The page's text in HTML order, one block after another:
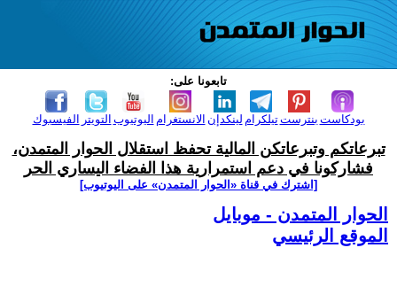
تابعونا على:
الفيسبوك التويتر اليوتيوب الانستغرام لينكدإن تيلكرامبنترست بودكاست
تبرعاتكم وتبرعاتكن المالية تحفظ استقلال الحوار المتمدن،
فشاركونا في دعم استمرارية هذا الفضاء اليساري الحر
[اشترك في قناة ‫«الحوار المتمدن» على اليوتيوب]
الحوار المتمدن - موبايل
الموقع الرئيسي